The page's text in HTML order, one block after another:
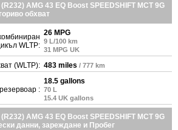
AMG 43 EQ Boost SPEEDSHIFT MCT 9G
обхват
WLTP:
26 MPG
9 L/100 km
31 MPG UK
(WLTP): 483 miles / 777 km
:
18.5 gallons
70 L
15.4 UK gallons
AMG 43 EQ Boost SPEEDSHIFT MCT 9G
данни, зареждане и Пробег